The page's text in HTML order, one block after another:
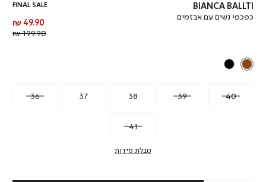
BIANCA BALLTI
כפכפי נשים עם אבזמים
FINAL SALE
מחיר
מוצר
49.90 ₪
199.90 ₪
36 37 38 39 40
41
טבלת מידות